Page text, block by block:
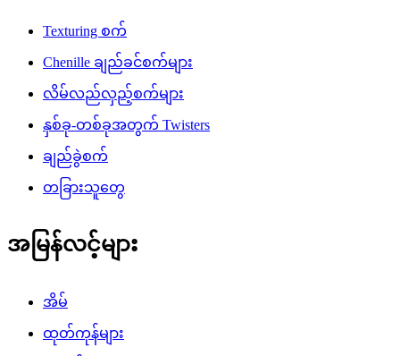
Texturing စက်
Chenille ချည်ခင်စက်များ
လိမ်လည်လှည့်စက်များ
နှစ်ခု-တစ်ခုအတွက် Twisters
ချည်ခွဲစက်
တခြားသူတွေ
အမြန်လင့်များ
အိမ်
ထုတ်ကုန်များ